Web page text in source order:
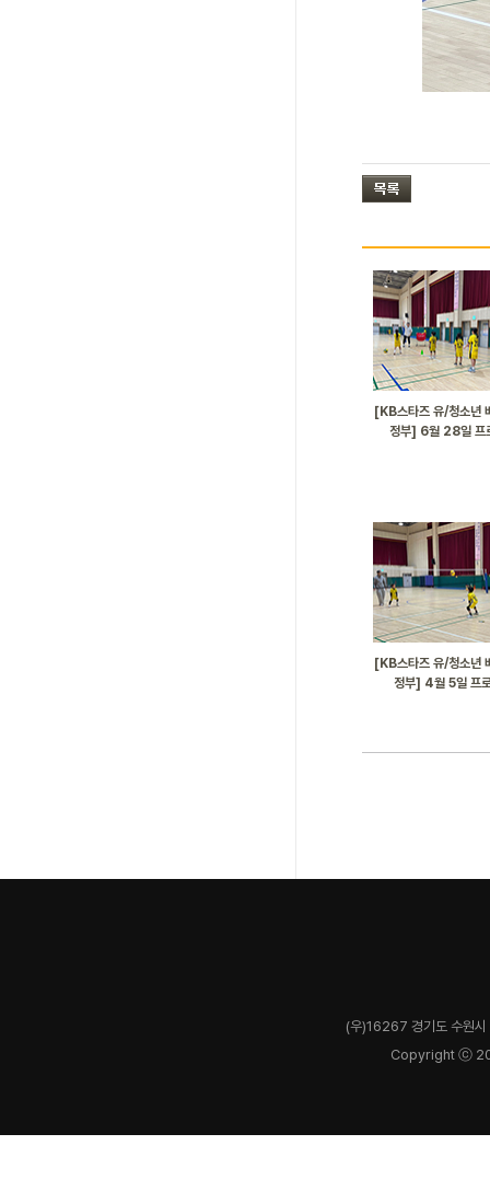
[KB스타즈 유/청소년
정부] 6월 28일 프
[KB스타즈 유/청소년
정부] 4월 5일 프
(우)16267 경기도 수원
Copyright ⓒ